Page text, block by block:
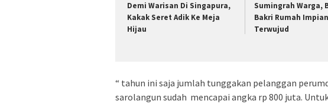
Demi Warisan Di Singapura,
Kakak Seret Adik Ke Meja
Hijau
Sumingrah Warga,
Bakri Rumah Impian
Terwujud
“ tahun ini saja jumlah tunggakan pelanggan
sarolangun sudah mencapai angka rp 800 juta.